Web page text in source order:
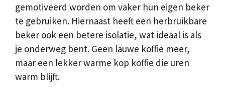
gemotiveerd worden om vaker hun eigen beker
te gebruiken. Hiernaast heeft een herbruikbare
beker ook een betere isolatie, wat ideaal is als
je onderweg bent. Geen lauwe koffie meer,
maar een lekker warme kop koffie die uren
warm blijft.